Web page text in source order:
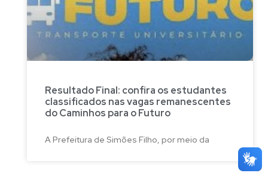
Resultado Final: confira os estudantes
classificados nas vagas remanescentes
do Caminhos para o Futuro
A Prefeitura de Simões Filho, por meio da